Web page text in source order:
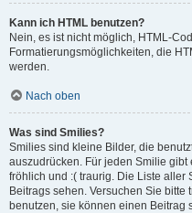
Kann ich HTML benutzen?
Nein, es ist nicht möglich, HTML-
Formatierungsmöglichkeiten, die
werden.
Nach oben
Was sind Smilies?
Smilies sind kleine Bilder, die
auszudrücken. Für jeden Smilie
fröhlich und :( traurig. Die Liste aller
Beitrags sehen. Versuchen Sie bitte
benutzen, sie können einen Beitrag